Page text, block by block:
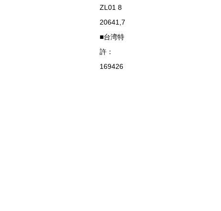
ZL01 8
20641,7
■台湾特
許：
169426